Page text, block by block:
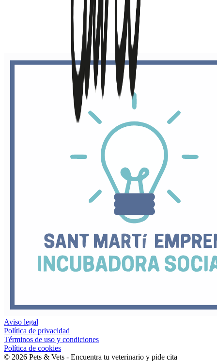
Aviso legal
Política de privacidad
Términos de uso y condiciones
Política de cookies
© 2026 Pets & Vets - Encuentra tu veterinario y pide cita